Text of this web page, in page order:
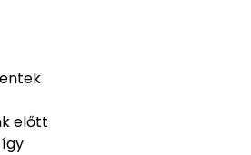
előtt